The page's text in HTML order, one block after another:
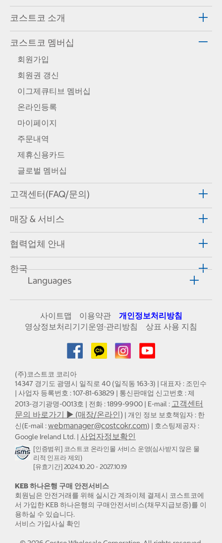
코스트코 소개
코스트코 멤버십
회원가입
회원권 갱신
이그제큐티브 멤버십
온라인등록
마이페이지
주문내역
제휴신용카드
글로벌 멤버십
고객센터(FAQ/문의)
매장 & 서비스
협력업체 안내
한국
Languages
사이트맵 이용약관
개인정보처리방침
영상정보처리기기운영·관리방침
상표 사용 지침
(주)코스트코 코리아
14347 경기도 광명시 일직로 40 (일직동 163-3) | 대표자 : 조민수
| 사업자 등록번호 : 107-81-63829 | 통신판매업 신고번호 : 제
2013-경기광명-0013호 | 전화 : 1899-9900 | E-mail : 고객센터
문의 바로가기 ▶ (매장/온라인) | 개인 정보 보호책임자 : 한
신(E-mail :webmanager@costcokr.com) | 호스팅제공자 :
Google Ireland Ltd. | 사업자정보확인
[인증범위] 코스트코 온라인몰 서비스 운영(심사받지 않은 물
리적 인프라 제외)
[유효기간] 2024.10.20 - 2027.10.19
KEB 하나은행 구매 안전서비스
회원님은 안전거래를 위해 실시간 계좌이체 결제시 코스트코에
서 가입한 KEB 하나은행의 구매안전서비스(채무지급보증)를 이
용하실 수 있습니다.
서비스 가입사실 확인